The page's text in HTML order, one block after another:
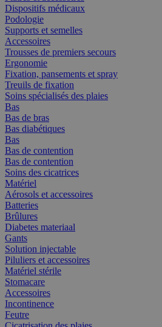
Dispositifs médicaux
Podologie
Supports et semelles
Accessoires
Trousses de premiers secours
Ergonomie
Fixation, pansements et spray
Treuils de fixation
Soins spécialisés des plaies
Bas
Bas de bras
Bas diabétiques
Bas
Bas de contention
Bas de contention
Soins des cicatrices
Matériel
Aérosols et accessoires
Batteries
Brûlures
Diabetes materiaal
Gants
Solution injectable
Piluliers et accessoires
Matériel stérile
Stomacare
Accessoires
Incontinence
Feutre